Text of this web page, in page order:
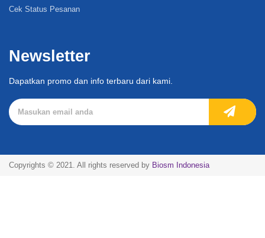
Cek Status Pesanan
Newsletter
Dapatkan promo dan info terbaru dari kami.
Copyrights © 2021. All rights reserved by Biosm Indonesia